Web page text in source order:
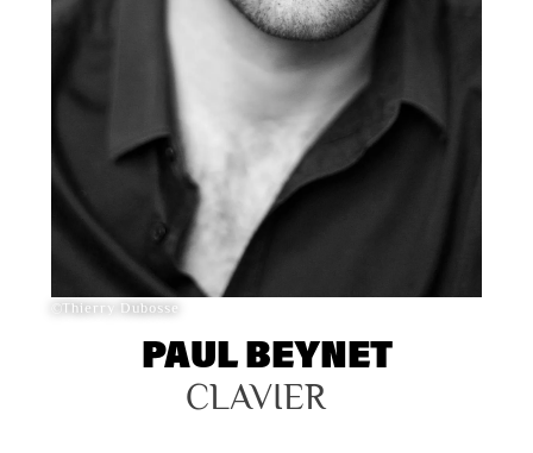
©Thierry Dubosse
PAUL BEYNET
CLAVIER